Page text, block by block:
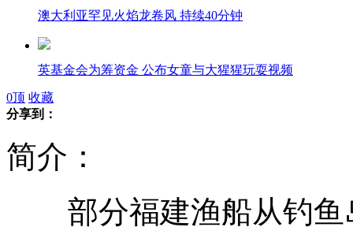
澳大利亚罕见火焰龙卷风 持续40分钟
英基金会为筹资金 公布女童与大猩猩玩耍视频
济南两尊南北朝时期石刻佛头被盗
0顶 收藏
分享到：
简介：
部分福建渔船从钓鱼